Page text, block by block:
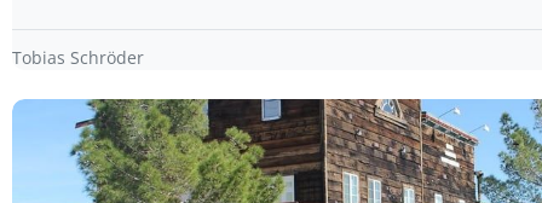
Tobias Schröder